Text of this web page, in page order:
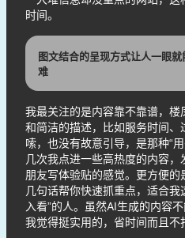
时间。
图文结合的呈现方式让人一眼
难
我最关注的是内容靠不靠谱，
和简洁的描述，比如服务时间
嗦，也没有故意引导，是那种“
几次我点进一些高热度的内容
朋友写体验贴的感觉。更方便的
几句话帮你快速抓重点，适合
入看”的人。虽然AI生成的内容
我觉得挺实用的，省时间而且不